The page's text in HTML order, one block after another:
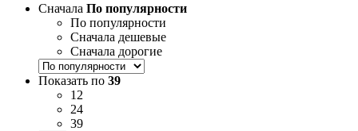
Сначала По популярности
По популярности
Сначала дешевые
Сначала дорогие
Показать по 39
12
24
39